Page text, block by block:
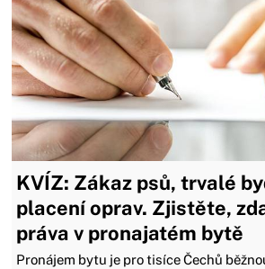
KVÍZ: Zákaz psů, trvalé
placení oprav. Zjistěte,
práva v pronajatém bytě
Pronájem bytu je pro tisíce Čechů